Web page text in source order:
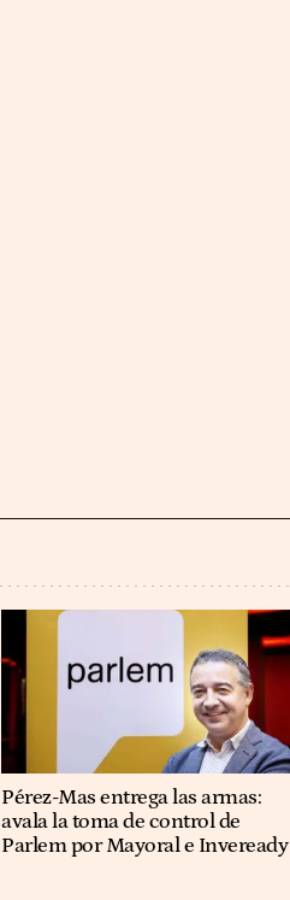
Pérez-Mas entrega las armas:
avala la toma de control de
Parlem por Mayoral e Inveready